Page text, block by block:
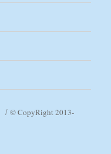
© CopyRight 2013-